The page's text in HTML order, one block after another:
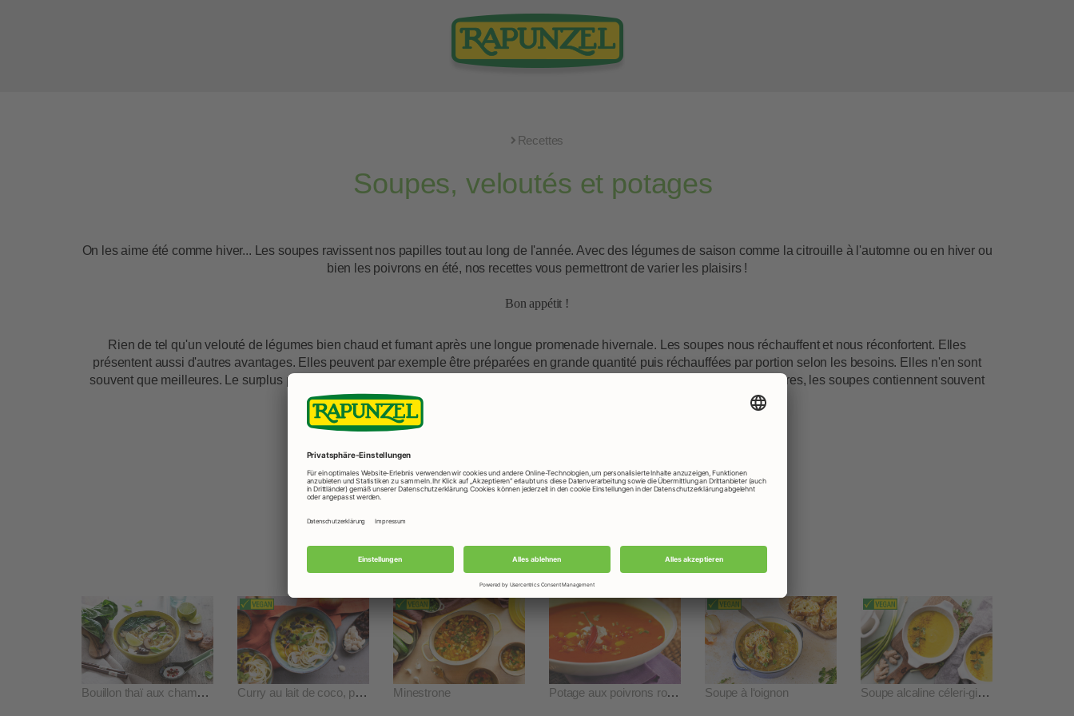
Recettes
Soupes, veloutés et potages
On les aime été comme hiver... Les soupes ravissent nos papilles tout au long de l'année. Avec des légumes de saison comme la citrouille à l'automne ou en hiver ou
bien les poivrons en été, nos recettes vous permettront de varier les plaisirs !
Bon appétit !
Rien de tel qu'un velouté de légumes bien chaud et fumant après une longue promenade hivernale. Les soupes nous réchauffent et nous réconfortent. Elles
présentent aussi d'autres avantages. Elles peuvent par exemple être préparées en grande quantité puis réchauffées par portion selon les besoins. Elles n'en sont
souvent que meilleures. Le surplus peut être congelé sans problème, ce qui est très pratique. Autre avantage et pas des moindres, les soupes contiennent souvent
nombre de légumes, lentilles... aux valeurs nutritives des plus intéressantes.
Les soupes de A à Z
Bouillon thaï aux champignons et pak choi Curry au lait de coco, patates douces et pommes Minestrone Potage aux poivrons rouges Soupe à l‘oignon Soupe alcaline céleri-gingembre et curcuma